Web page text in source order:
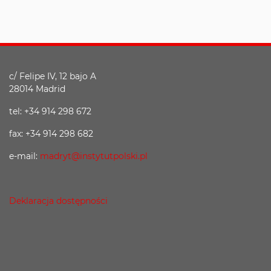
c/ Felipe IV, 12 bajo A
28014 Madrid
tel: +34 914 298 672
fax: +34 914 298 682
e-mail: madryt@instytutpolski.pl
Deklaracja dostępności